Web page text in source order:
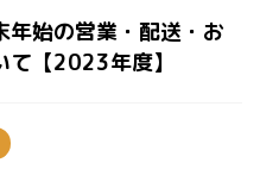
年始の営業・配送・お
て【2023年度】